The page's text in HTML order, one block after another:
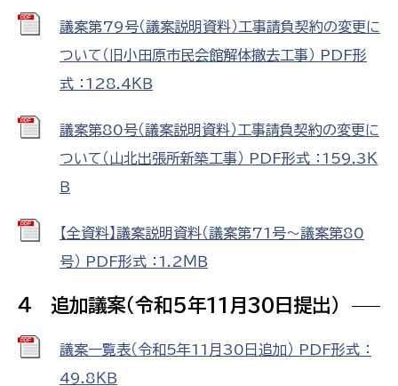
議案第79号（議案説明資料）工事請負契約の変更に
ついて（旧小田原市民会館解体撤去工事） PDF形
式 ：128.4ＫＢ
議案第80号（議案説明資料）工事請負契約の変更に
ついて（山北出張所新築工事） PDF形式 ：159.3Ｋ
Ｂ
【全資料】議案説明資料（議案第71号～議案第80
号） PDF形式 ：1.2ＭＢ
４ 追加議案（令和5年11月30日提出）
議案一覧表（令和5年11月30日追加） PDF形式 ：
49.8ＫＢ